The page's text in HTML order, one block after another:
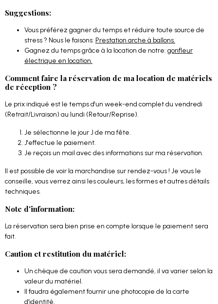
Suggestions:
Vous préférez gagner du temps et réduire toute source de
stress ? Nous le faisons: Prestation arche à ballons.
Gagnez du temps grâce à la location de notre: gonfleur
électrique en location.
Comment faire la réservation de ma location de matériels
de réception ?
Le prix indiqué est le temps d'un week-end complet du vendredi
(Retrait/Livraison) au lundi (Retour/Reprise).
Je sélectionne le jour J de ma fête.
J'effectue le paiement.
Je reçois un mail avec des informations sur ma réservation.
Il est possible de voir la marchandise sur rendez-vous ! Je vous le
conseille, vous verrez ainsi les couleurs, les formes et autres détails
techniques.
Note d'information:
La réservation sera bien prise en compte lorsque le paiement sera
fait.
Caution et restitution du matériel:
Un chèque de caution vous sera demandé, il va varier selon la
valeur du matériel.
Il faudra également fournir une photocopie de la carte
d’identité.